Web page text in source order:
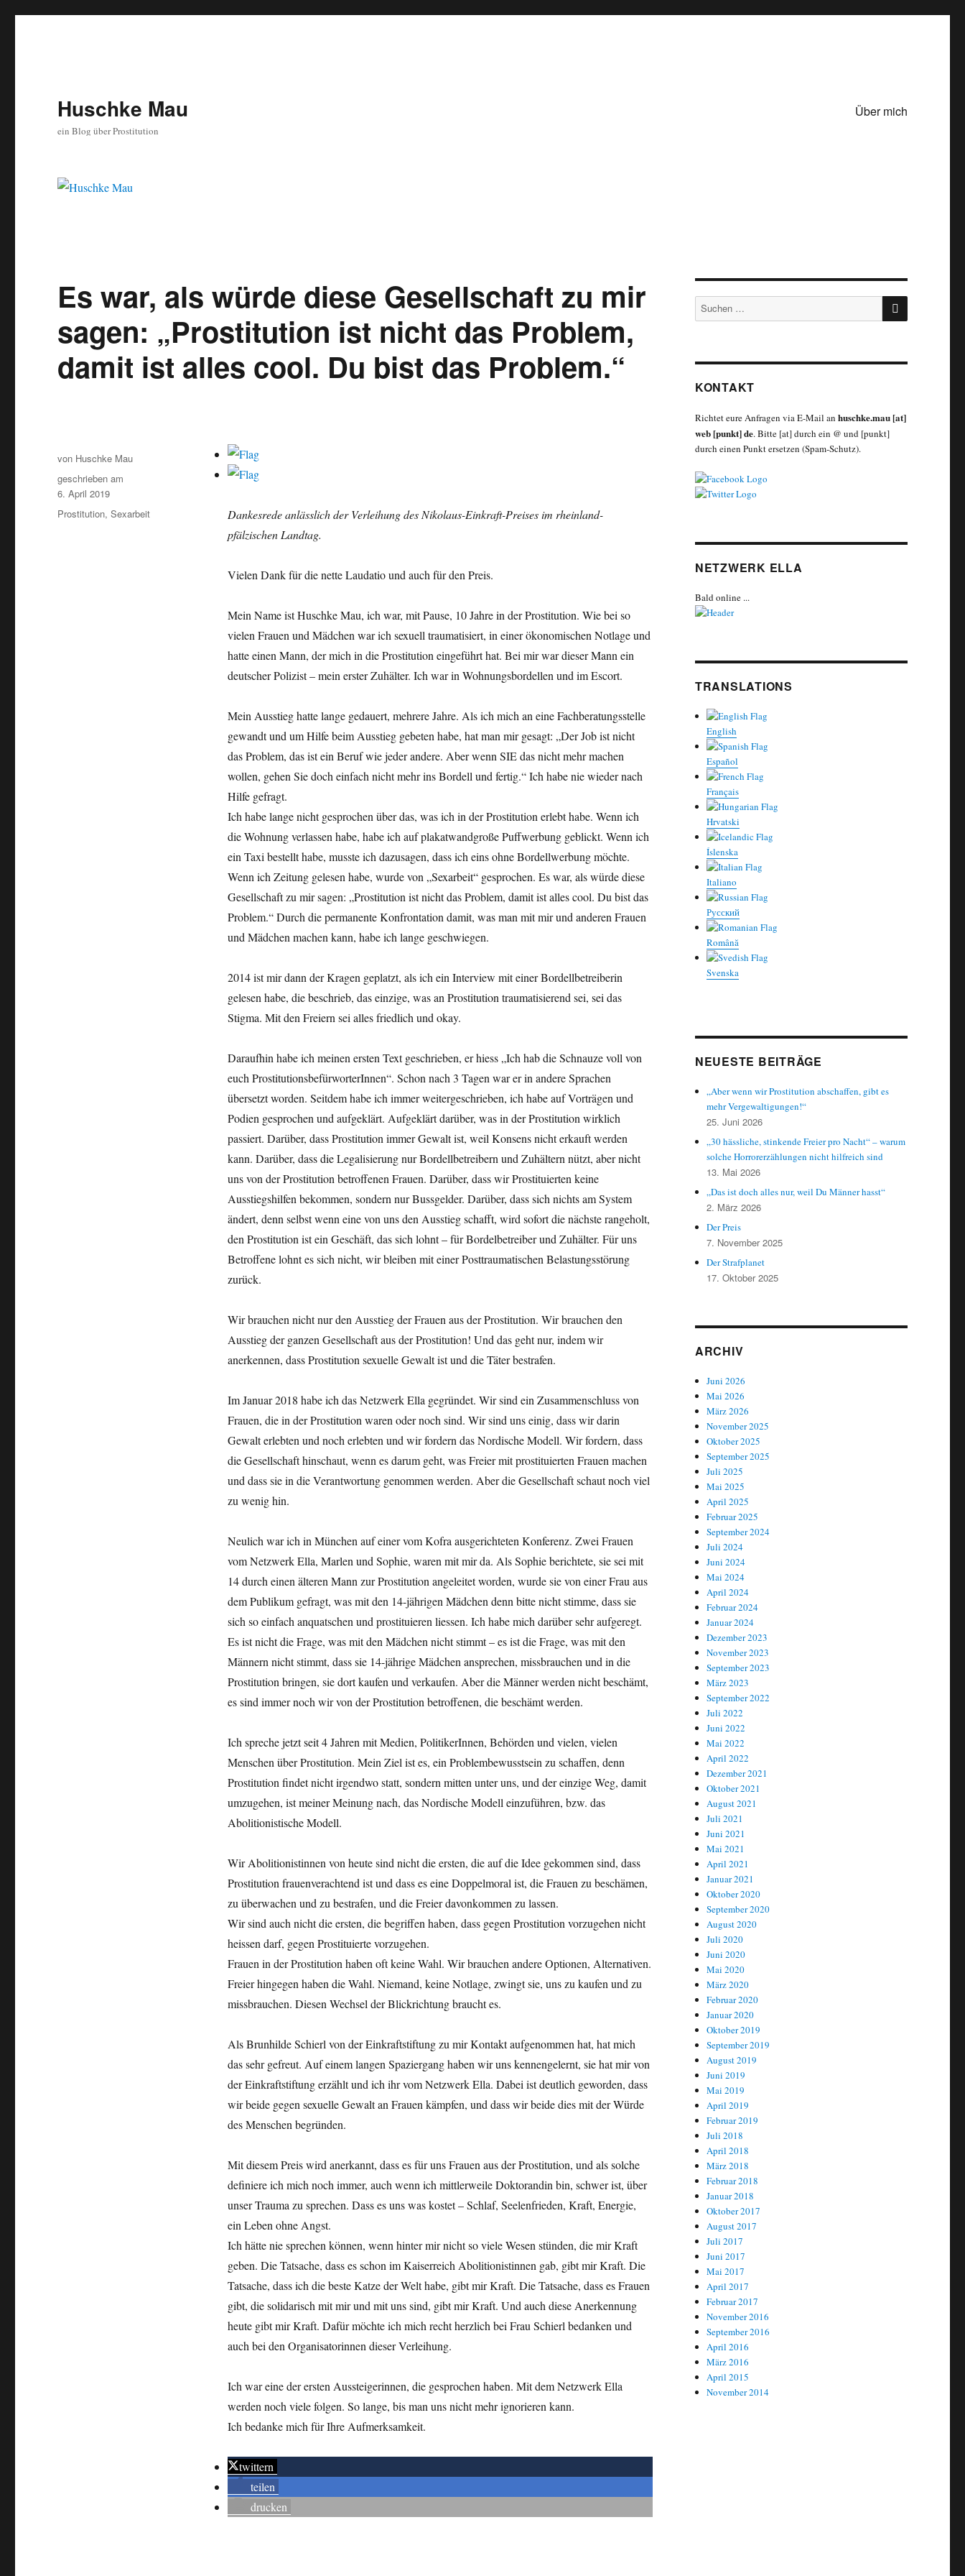
Huschke Mau
ein Blog über Prostitution
Über mich
Es war, als würde diese Gesellschaft zu mir
sagen: „Prostitution ist nicht das Problem,
damit ist alles cool. Du bist das Problem.“
Dankesrede anlässlich der Verleihung des Nikolaus-Einkraft-Preises im rheinland-
pfälzischen Landtag.
Vielen Dank für die nette Laudatio und auch für den Preis.
Mein Name ist Huschke Mau, ich war, mit Pause, 10 Jahre in der Prostitution. Wie bei so
vielen Frauen und Mädchen war ich sexuell traumatisiert, in einer ökonomischen Notlage und
hatte einen Mann, der mich in die Prostitution eingeführt hat. Bei mir war dieser Mann ein
deutscher Polizist – mein erster Zuhälter. Ich war in Wohnungsbordellen und im Escort.
Mein Ausstieg hatte lange gedauert, mehrere Jahre. Als ich mich an eine Fachberatungsstelle
gewandt und um Hilfe beim Ausstieg gebeten habe, hat man mir gesagt: „Der Job ist nicht
das Problem, das ist ein Beruf wie jeder andere. Aber wenn SIE das nicht mehr machen
wollen, gehen Sie doch einfach nicht mehr ins Bordell und fertig.“ Ich habe nie wieder nach
Hilfe gefragt.
Ich habe lange nicht gesprochen über das, was ich in der Prostitution erlebt habe. Wenn ich
die Wohnung verlassen habe, habe ich auf plakatwandgroße Puffwerbung geblickt. Wenn ich
ein Taxi bestellt habe, musste ich dazusagen, dass ich eins ohne Bordellwerbung möchte.
Wenn ich Zeitung gelesen habe, wurde von „Sexarbeit“ gesprochen. Es war, als würde diese
Gesellschaft zu mir sagen: „Prostitution ist nicht das Problem, damit ist alles cool. Du bist das
Problem.“ Durch die permanente Konfrontation damit, was man mit mir und anderen Frauen
und Mädchen machen kann, habe ich lange geschwiegen.
2014 ist mir dann der Kragen geplatzt, als ich ein Interview mit einer Bordellbetreiberin
gelesen habe, die beschrieb, das einzige, was an Prostitution traumatisierend sei, sei das
Stigma. Mit den Freiern sei alles friedlich und okay.
Daraufhin habe ich meinen ersten Text geschrieben, er hiess „Ich hab die Schnauze voll von
euch ProstitutionsbefürworterInnen“. Schon nach 3 Tagen war er in andere Sprachen
übersetzt worden. Seitdem habe ich immer weitergeschrieben, ich habe auf Vorträgen und
Podien gesprochen und aufgeklärt. Aufgeklärt darüber, was in der Prostitution wirklich
passiert. Darüber, dass Prostitution immer Gewalt ist, weil Konsens nicht erkauft werden
kann. Darüber, dass die Legalisierung nur Bordellbetreibern und Zuhältern nützt, aber nicht
uns von der Prostitution betroffenen Frauen. Darüber, dass wir Prostituierten keine
Ausstiegshilfen bekommen, sondern nur Bussgelder. Darüber, dass sich nichts am System
ändert, denn selbst wenn eine von uns den Ausstieg schafft, wird sofort die nächste rangeholt,
den Prostitution ist ein Geschäft, das sich lohnt – für Bordelbetreiber und Zuhälter. Für uns
Betroffene lohnt es sich nicht, wir bleiben mit einer Posttraumatischen Belastungsstörung
zurück.
Wir brauchen nicht nur den Ausstieg der Frauen aus der Prostitution. Wir brauchen den
Ausstieg der ganzen Gesellschaft aus der Prostitution! Und das geht nur, indem wir
anerkennen, dass Prostitution sexuelle Gewalt ist und die Täter bestrafen.
Im Januar 2018 habe ich das Netzwerk Ella gegründet. Wir sind ein Zusammenschluss von
Frauen, die in der Prostitution waren oder noch sind. Wir sind uns einig, dass wir darin
Gewalt erlebten und noch erlebten und wir fordern das Nordische Modell. Wir fordern, dass
die Gesellschaft hinschaut, wenn es darum geht, was Freier mit prostituierten Frauen machen
und dass sie in die Verantwortung genommen werden. Aber die Gesellschaft schaut noch viel
zu wenig hin.
Neulich war ich in München auf einer vom Kofra ausgerichteten Konferenz. Zwei Frauen
vom Netzwerk Ella, Marlen und Sophie, waren mit mir da. Als Sophie berichtete, sie sei mit
14 durch einen älteren Mann zur Prostitution angeleitet worden, wurde sie von einer Frau aus
dem Publikum gefragt, was mit den 14-jährigen Mädchen denn bitte nicht stimme, dass sie
sich so einfach anquatschen und prostituieren liessen. Ich habe mich darüber sehr aufgeregt.
Es ist nicht die Frage, was mit den Mädchen nicht stimmt – es ist die Frage, was mit den
Männern nicht stimmt, dass sie 14-jährige Mädchen ansprechen, missbrauchen und in die
Prostitution bringen, sie dort kaufen und verkaufen. Aber die Männer werden nicht beschämt,
es sind immer noch wir von der Prostitution betroffenen, die beschämt werden.
Ich spreche jetzt seit 4 Jahren mit Medien, PolitikerInnen, Behörden und vielen, vielen
Menschen über Prostitution. Mein Ziel ist es, ein Problembewusstsein zu schaffen, denn
Prostitution findet nicht irgendwo statt, sondern mitten unter uns, und der einzige Weg, damit
umzugehen, ist meiner Meinung nach, das Nordische Modell einzuführen, bzw. das
Abolitionistische Modell.
Wir Abolitionistinnen von heute sind nicht die ersten, die auf die Idee gekommen sind, dass
Prostitution frauenverachtend ist und dass es eine Doppelmoral ist, die Frauen zu beschämen,
zu überwachen und zu bestrafen, und die Freier davonkommen zu lassen.
Wir sind auch nicht die ersten, die begriffen haben, dass gegen Prostitution vorzugehen nicht
heissen darf, gegen Prostituierte vorzugehen.
Frauen in der Prostitution haben oft keine Wahl. Wir brauchen andere Optionen, Alternativen.
Freier hingegen haben die Wahl. Niemand, keine Notlage, zwingt sie, uns zu kaufen und zu
missbrauchen. Diesen Wechsel der Blickrichtung braucht es.
Als Brunhilde Schierl von der Einkraftstiftung zu mir Kontakt aufgenommen hat, hat mich
das sehr gefreut. Auf einem langen Spaziergang haben wir uns kennengelernt, sie hat mir von
der Einkraftstiftung erzählt und ich ihr vom Netzwerk Ella. Dabei ist deutlich geworden, dass
wir beide gegen sexuelle Gewalt an Frauen kämpfen, und dass wir beide dies mit der Würde
des Menschen begründen.
Mit diesem Preis wird anerkannt, dass es für uns Frauen aus der Prostitution, und als solche
definiere ich mich noch immer, auch wenn ich mittlerweile Doktorandin bin, schwer ist, über
unser Trauma zu sprechen. Dass es uns was kostet – Schlaf, Seelenfrieden, Kraft, Energie,
ein Leben ohne Angst.
Ich hätte nie sprechen können, wenn hinter mir nicht so viele Wesen stünden, die mir Kraft
geben. Die Tatsache, dass es schon im Kaiserreich Abolitionistinnen gab, gibt mir Kraft. Die
Tatsache, dass ich die beste Katze der Welt habe, gibt mir Kraft. Die Tatsache, dass es Frauen
gibt, die solidarisch mit mir und mit uns sind, gibt mir Kraft. Und auch diese Anerkennung
heute gibt mir Kraft. Dafür möchte ich mich recht herzlich bei Frau Schierl bedanken und
auch bei den Organisatorinnen dieser Verleihung.
Ich war eine der ersten Aussteigerinnen, die gesprochen haben. Mit dem Netzwerk Ella
werden noch viele folgen. So lange, bis man uns nicht mehr ignorieren kann.
Ich bedanke mich für Ihre Aufmerksamkeit.
twittern
teilen
drucken
Autor
von Huschke Mau
geschrieben am
Veröffentlicht
am
6. April 2019
Schlagwörter
Prostitution,Sexarbeit
Suche
nach:
SUCHEN
KONTAKT
Richtet eure Anfragen via E-Mail an huschke.mau [at]
web [punkt] de.Bitte [at] durch ein @ und [punkt]
durch einen Punkt ersetzen (Spam-Schutz).
NETZWERK ELLA
Bald online ...
TRANSLATIONS
English
Español
Français
Hrvatski
Íslenska
Italiano
Русский
Română
Svenska
NEUESTE BEITRÄGE
„Aber wenn wir Prostitution abschaffen, gibt es
mehr Vergewaltigungen!“
25. Juni 2026
„30 hässliche, stinkende Freier pro Nacht“ – warum
solche Horrorerzählungen nicht hilfreich sind
13. Mai 2026
„Das ist doch alles nur, weil Du Männer hasst“
2. März 2026
Der Preis
7. November 2025
Der Strafplanet
17. Oktober 2025
ARCHIV
Juni 2026
Mai 2026
März 2026
November 2025
Oktober 2025
September 2025
Juli 2025
Mai 2025
April 2025
Februar 2025
September 2024
Juli 2024
Juni 2024
Mai 2024
April 2024
Februar 2024
Januar 2024
Dezember 2023
November 2023
September 2023
März 2023
September 2022
Juli 2022
Juni 2022
Mai 2022
April 2022
Dezember 2021
Oktober 2021
August 2021
Juli 2021
Juni 2021
Mai 2021
April 2021
Januar 2021
Oktober 2020
September 2020
August 2020
Juli 2020
Juni 2020
Mai 2020
März 2020
Februar 2020
Januar 2020
Oktober 2019
September 2019
August 2019
Juni 2019
Mai 2019
April 2019
Februar 2019
Juli 2018
April 2018
März 2018
Februar 2018
Januar 2018
Oktober 2017
August 2017
Juli 2017
Juni 2017
Mai 2017
April 2017
Februar 2017
November 2016
September 2016
April 2016
März 2016
April 2015
November 2014